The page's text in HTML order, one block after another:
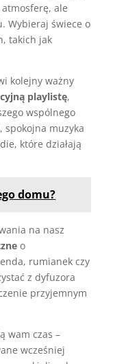
ale
Wybieraj świece o
takich jak
kolejny ważny
playlistę,
wspólnego
spokojna muzyka
które działają
domu?
na nasz
o
rumianek czy
z dyfuzora
przyjemnym
wam czas –
wcześniej